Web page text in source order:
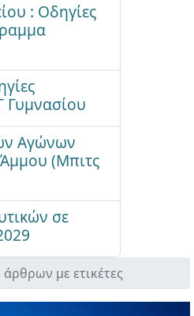
: Οδηγίες
Γυμνασίου
Αγώνων
(Μπιτς
σε
με ετικέτες